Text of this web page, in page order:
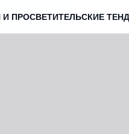
ПРОСВЕТИТЕЛЬСКИЕ